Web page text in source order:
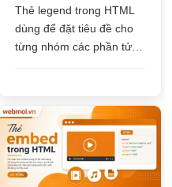
Thẻ legend trong HTML
dùng để đặt tiêu đề cho
từng nhóm các phần tử
form